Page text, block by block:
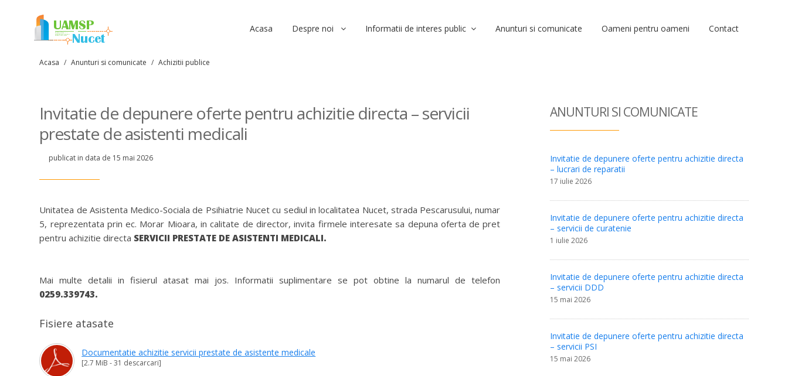
Contact
Oameni pentru oameni
Anunturi si comunicate
Informatii de interes public
Despre noi
Acasa
Acasa / Anunturi si comunicate / Achizitii publice
Invitatie de depunere oferte pentru achizitie directa – servicii
prestate de asistenti medicali
publicat in data de 15 mai 2026
Unitatea de Asistenta Medico-Sociala de Psihiatrie Nucet cu sediul in localitatea Nucet, strada Pescarusului, numar
5, reprezentata prin ec. Morar Mioara, in calitate de director, invita firmele interesate sa depuna oferta de pret
pentru achizitie directa SERVICII PRESTATE DE ASISTENTI MEDICALI.
Mai multe detalii in fisierul atasat mai jos. Informatii suplimentare se pot obtine la numarul de telefon
0259.339743.
Fisiere atasate
Documentatie achizitie servicii prestate de asistente medicale
[2.7 MiB - 31 descarcari]
ANUNTURI SI COMUNICATE
Invitatie de depunere oferte pentru achizitie directa
– lucrari de reparatii
17 iulie 2026
Invitatie de depunere oferte pentru achizitie directa
– servicii de curatenie
1 iulie 2026
Invitatie de depunere oferte pentru achizitie directa
– servicii DDD
15 mai 2026
Invitatie de depunere oferte pentru achizitie directa
– servicii PSI
15 mai 2026